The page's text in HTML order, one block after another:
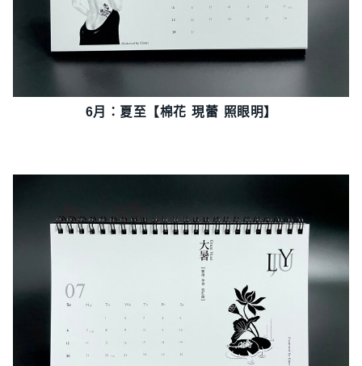
6月：夏至【棉花 現蕾 照眼明】